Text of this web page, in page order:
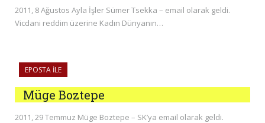
2011, 8 Ağustos Ayla İşler Sümer Tsekka – email olarak geldi.
Vicdani reddim üzerine Kadın Dünyanın…
EPOSTA ILE
Müge Boztepe
2011, 29 Temmuz Müge Boztepe – SK’ya email olarak geldi.